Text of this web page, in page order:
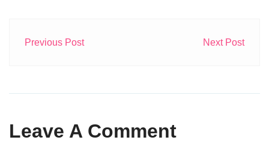
Previous Post Next Post
Leave A Comment